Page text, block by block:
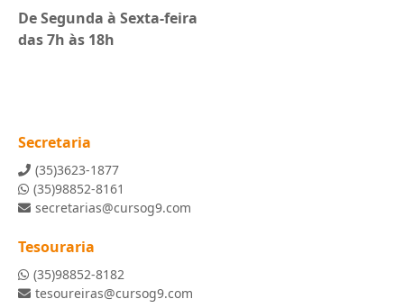
De Segunda à Sexta-feira
das 7h às 18h
Secretaria
(35)3623-1877
(35)98852-8161
secretarias@cursog9.com
Tesouraria
(35)98852-8182
tesoureiras@cursog9.com